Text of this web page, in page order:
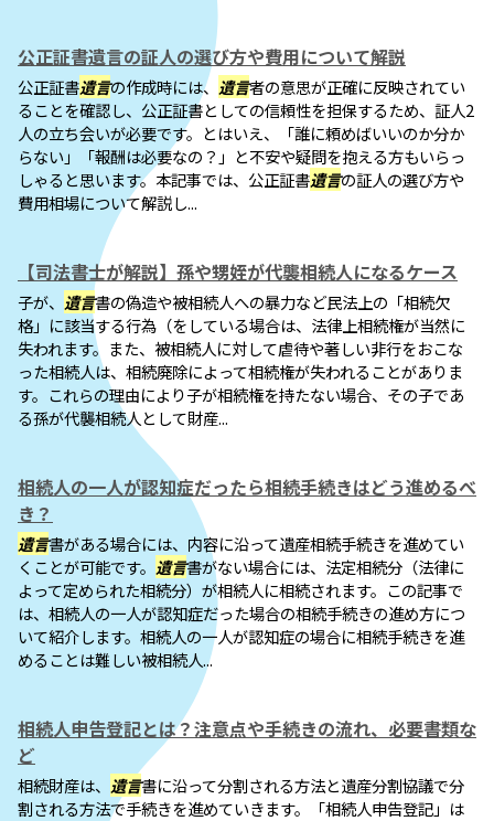
公正証書遺言の証人の選び方や費用について解説
公正証書遺言の作成時には、 遺言者の意思が正確に反映されてい
ることを確認し、公正証書としての信頼性を担保するため、証人2
人の立ち会いが必要です。とはいえ、「誰に頼めばいいのか分か
らない」「報酬は必要なの？」と不安や疑問を抱える方もいらっ
しゃると思います。本記事では、公正証書遺言の証人の選び方や
費用相場について解説し...
【司法書士が解説】孫や甥姪が代襲相続人になるケース
子が、 遺言書の偽造や被相続人への暴力など民法上の「相続欠
格」に該当する行為（をしている場合は、法律上相続権が当然に
失われます。また、被相続人に対して虐待や著しい非行をおこな
った相続人は、相続廃除によって相続権が失われることがありま
す。これらの理由により子が相続権を持たない場合、その子であ
る孫が代襲相続人として財産...
相続人の一人が認知症だったら相続手続きはどう進めるべ
き？
遺言書がある場合には、内容に沿って遺産相続手続きを進めてい
くことが可能です。 遺言書がない場合には、法定相続分（法律に
よって定められた相続分）が相続人に相続されます。この記事で
は、相続人の一人が認知症だった場合の相続手続きの進め方につ
いて紹介します。相続人の一人が認知症の場合に相続手続きを進
めることは難しい被相続人...
相続人申告登記とは？注意点や手続きの流れ、必要書類な
ど
相続財産は、 遺言書に沿って分割される方法と遺産分割協議で分
割される方法で手続きを進めていきます。「相続人申告登記」は